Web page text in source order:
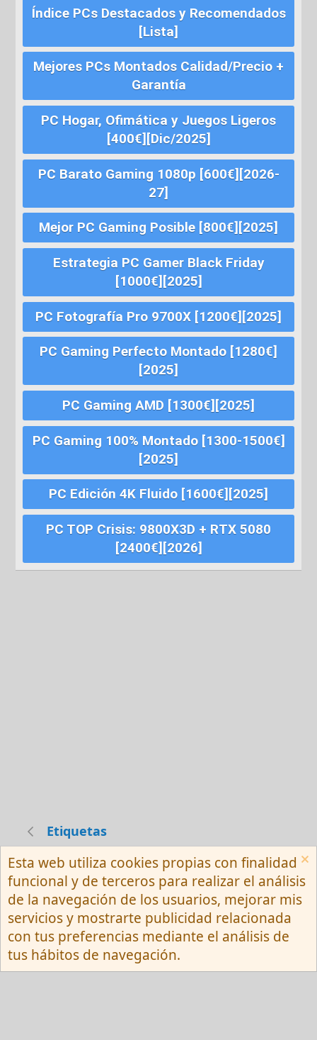
Índice PCs Destacados y Recomendados
[Lista]
Mejores PCs Montados Calidad/Precio +
Garantía
PC Hogar, Ofimática y Juegos Ligeros
[400€][Dic/2025]
PC Barato Gaming 1080p [600€][2026-
27]
Mejor PC Gaming Posible [800€][2025]
Estrategia PC Gamer Black Friday
[1000€][2025]
PC Fotografía Pro 9700X [1200€][2025]
PC Gaming Perfecto Montado [1280€]
[2025]
PC Gaming AMD [1300€][2025]
PC Gaming 100% Montado [1300-1500€]
[2025]
PC Edición 4K Fluido [1600€][2025]
PC TOP Crisis: 9800X3D + RTX 5080
[2400€][2026]
Etiquetas
Español (Neutro) Tu
Contactarnos
Términos y reglas
Privacy policy
Ayuda
R
S
S
Community platform by XenForo ® © 2010-
2026 XenForo Ltd.
Esta web utiliza cookies propias con finalidad
funcional y de terceros para realizar el análisis
de la navegación de los usuarios, mejorar mis
servicios y mostrarte publicidad relacionada
con tus preferencias mediante el análisis de
tus hábitos de navegación.